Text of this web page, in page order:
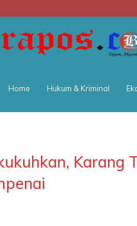
Home Hukum & Kriminal
Karang